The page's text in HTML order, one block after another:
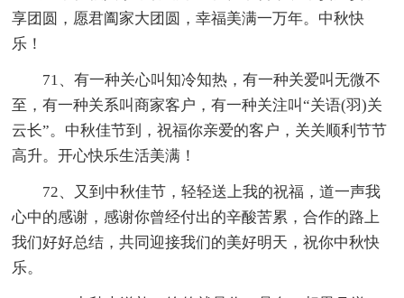
享团圆，愿君阖家大团圆，幸福美满一万年。中秋快
乐！
71、有一种关心叫知冷知热，有一种关爱叫无微不
至，有一种关系叫商家客户，有一种关注叫“关语(羽)关
云长”。中秋佳节到，祝福你亲爱的客户，关关顺利节节
高升。开心快乐生活美满！
72、又到中秋佳节，轻轻送上我的祝福，道一声我
心中的感谢，感谢你曾经付出的辛酸苦累，合作的路上
我们好好总结，共同迎接我们的美好明天，祝你中秋快
乐。